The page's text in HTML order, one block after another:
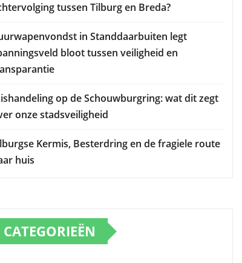
tussen Tilburg en Breda?
in Standdaarbuiten legt
bloot tussen veiligheid en
op de Schouwburgring: wat dit zegt
onze stadsveiligheid
Kermis, Besterdring en de fragiele route
huis
CATEGORIEËN